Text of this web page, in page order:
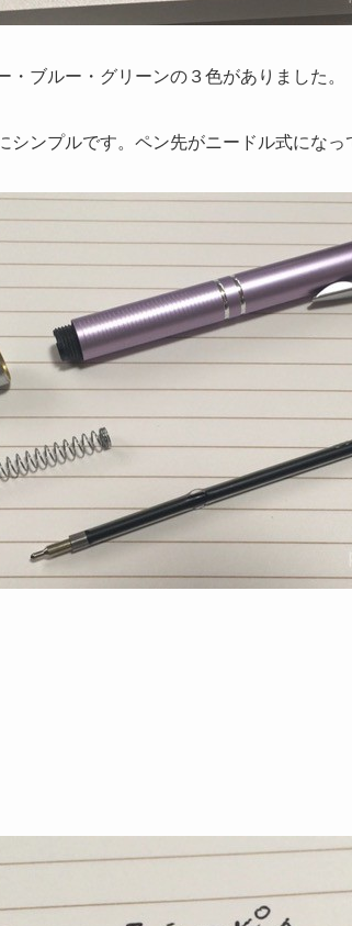
ブルー・グリーンの３色がありました。
ンプルです。ペン先がニードル式になっ